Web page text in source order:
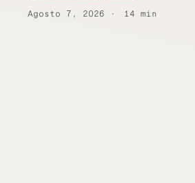
Agosto 7, 2026 14 min